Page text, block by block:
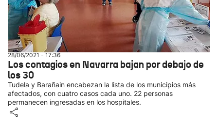
28/06/2021 - 17:36
Los contagios en Navarra bajan por debajo de
los 30
Tudela y Barañain encabezan la lista de los municipios más
afectados, con cuatro casos cada uno. 22 personas
permanecen ingresadas en los hospitales.